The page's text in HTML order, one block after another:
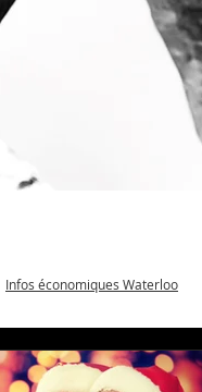
Infos économiques Waterloo